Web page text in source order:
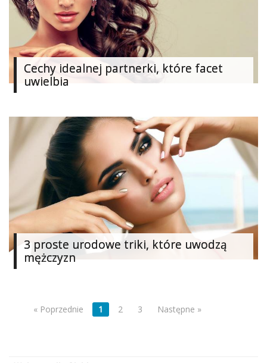
Cechy idealnej partnerki, które facet
uwielbia
3 proste urodowe triki, które uwodzą
mężczyzn
« Poprzednie 1 2 3 Następne »